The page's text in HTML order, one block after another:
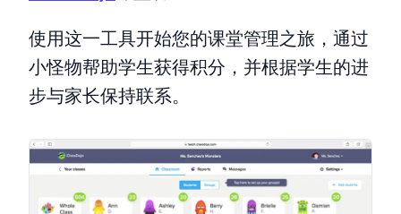
使用这一工具开始您的课堂管理之旅，通过
小怪物帮助学生获得积分，并根据学生的进
步与家长保持联系。